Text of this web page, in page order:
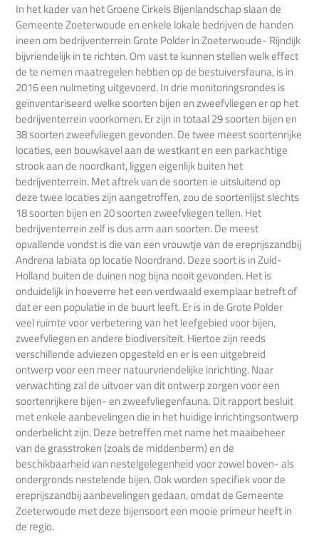
In het kader van het Groene Cirkels Bijenlandschap slaan de
Gemeente Zoeterwoude en enkele lokale bedrijven de handen
ineen om bedrijventerrein Grote Polder in Zoeterwoude- Rijndijk
bijvriendelijk in te richten. Om vast te kunnen stellen welk effect
de te nemen maatregelen hebben op de bestuiversfauna, is in
2016 een nulmeting uitgevoerd. In drie monitoringsrondes is
geïnventariseerd welke soorten bijen en zweefvliegen er op het
bedrijventerrein voorkomen. Er zijn in totaal 29 soorten bijen en
38 soorten zweefvliegen gevonden. De twee meest soortenrijke
locaties, een bouwkavel aan de westkant en een parkachtige
strook aan de noordkant, liggen eigenlijk buiten het
bedrijventerrein. Met aftrek van de soorten ie uitsluitend op
deze twee locaties zijn aangetroffen, zou de soortenlijst slechts
18 soorten bijen en 20 soorten zweefvliegen tellen. Het
bedrijventerrein zelf is dus arm aan soorten. De meest
opvallende vondst is die van een vrouwtje van de ereprijszandbij
Andrena labiata op locatie Noordrand. Deze soort is in Zuid-
Holland buiten de duinen nog bijna nooit gevonden. Het is
onduidelijk in hoeverre het een verdwaald exemplaar betreft of
dat er een populatie in de buurt leeft. Er is in de Grote Polder
veel ruimte voor verbetering van het leefgebied voor bijen,
zweefvliegen en andere biodiversiteit. Hiertoe zijn reeds
verschillende adviezen opgesteld en er is een uitgebreid
ontwerp voor een meer natuurvriendelijke inrichting. Naar
verwachting zal de uitvoer van dit ontwerp zorgen voor een
soortenrijkere bijen- en zweefvliegenfauna. Dit rapport besluit
met enkele aanbevelingen die in het huidige inrichtingsontwerp
onderbelicht zijn. Deze betreffen met name het maaibeheer
van de grasstroken (zoals de middenberm) en de
beschikbaarheid van nestelgelegenheid voor zowel boven- als
ondergronds nestelende bijen. Ook worden specifiek voor de
ereprijszandbij aanbevelingen gedaan, omdat de Gemeente
Zoeterwoude met deze bijensoort een mooie primeur heeft in
de regio.